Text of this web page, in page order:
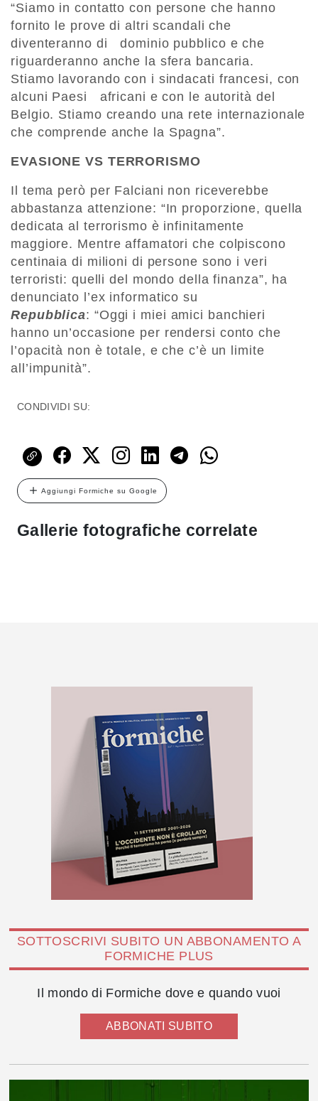
“Siamo in contatto con persone che hanno
fornito le prove di altri scandali che
diventeranno di dominio pubblico e che
riguarderanno anche la sfera bancaria.
Stiamo lavorando con i sindacati francesi, con
alcuni Paesi africani e con le autorità del
Belgio. Stiamo creando una rete internazionale
che comprende anche la Spagna”.
EVASIONE VS TERRORISMO
Il tema però per Falciani non riceverebbe
abbastanza attenzione: “In proporzione, quella
dedicata al terrorismo è infinitamente
maggiore. Mentre affamatori che colpiscono
centinaia di milioni di persone sono i veri
terroristi: quelli del mondo della finanza”, ha
denunciato l’ex informatico su
Repubblica: “Oggi i miei amici banchieri
hanno un’occasione per rendersi conto che
l’opacità non è totale, e che c’è un limite
all’impunità”.
CONDIVIDI SU:
Aggiungi Formiche su Google
Gallerie fotografiche correlate
SOTTOSCRIVI SUBITO UN ABBONAMENTO A
FORMICHE PLUS
Il mondo di Formiche dove e quando vuoi
ABBONATI SUBITO